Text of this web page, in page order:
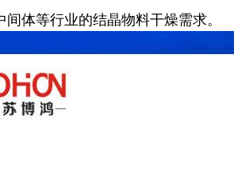
体等行业的结晶物料干燥需求。